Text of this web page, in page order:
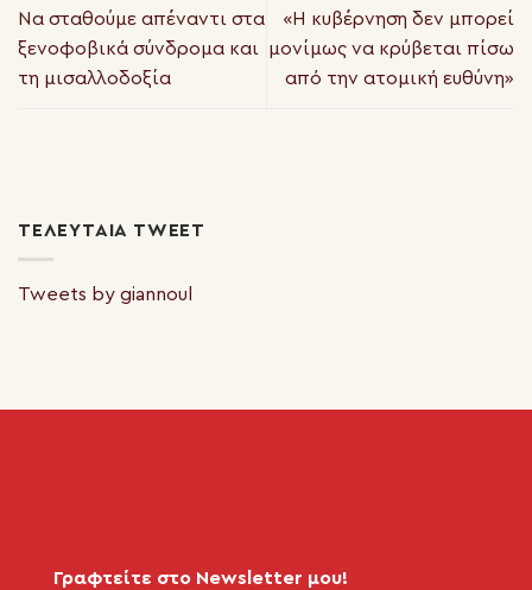
Να σταθούμε απέναντι στα
ξενοφοβικά σύνδρομα και
τη μισαλλοδοξία
«Η κυβέρνηση δεν μπορεί
μονίμως να κρύβεται πίσω
από την ατομική ευθύνη»
ΤΕΛΕΥΤΑΊΑ TWEET
Tweets by giannoul
Γραφτείτε στο Newsletter μου!